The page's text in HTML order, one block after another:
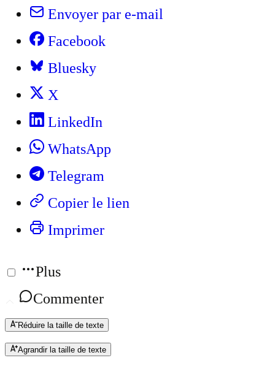
Envoyer par e-mail
Facebook
Bluesky
X
LinkedIn
WhatsApp
Telegram
Copier le lien
Imprimer
Plus
Commenter
Réduire la taille de texte
Agrandir la taille de texte